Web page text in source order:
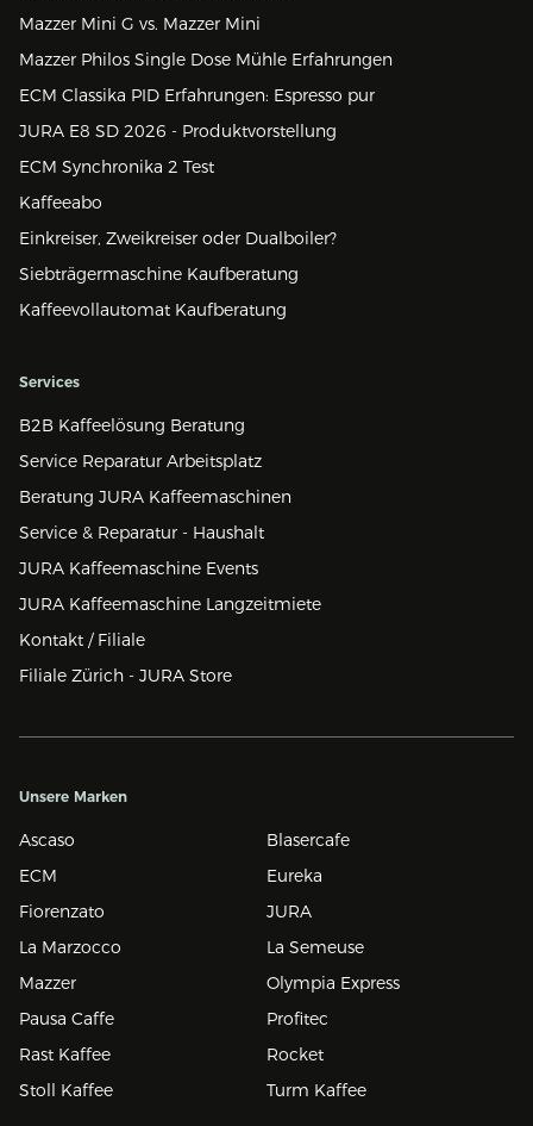
Mazzer Mini G vs. Mazzer Mini
Mazzer Philos Single Dose Mühle Erfahrungen
ECM Classika PID Erfahrungen: Espresso pur
JURA E8 SD 2026 - Produktvorstellung
ECM Synchronika 2 Test
Kaffeeabo
Einkreiser, Zweikreiser oder Dualboiler?
Siebträgermaschine Kaufberatung
Kaffeevollautomat Kaufberatung
Services
B2B Kaffeelösung Beratung
Service Reparatur Arbeitsplatz
Beratung JURA Kaffeemaschinen
Service & Reparatur - Haushalt
JURA Kaffeemaschine Events
JURA Kaffeemaschine Langzeitmiete
Kontakt / Filiale
Filiale Zürich - JURA Store
Unsere Marken
Ascaso
Blasercafe
ECM
Eureka
Fiorenzato
JURA
La Marzocco
La Semeuse
Mazzer
Olympia Express
Pausa Caffe
Profitec
Rast Kaffee
Rocket
Stoll Kaffee
Turm Kaffee